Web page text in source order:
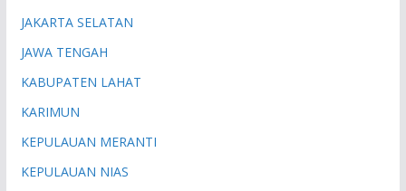
JAKARTA SELATAN
JAWA TENGAH
KABUPATEN LAHAT
KARIMUN
KEPULAUAN MERANTI
KEPULAUAN NIAS